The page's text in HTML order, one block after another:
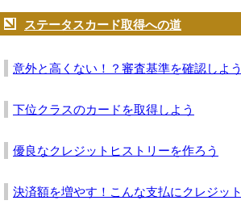
ステータスカード取得への道
意外と高くない！？審査基準を確認しよう
下位クラスのカードを取得しよう
優良なクレジットヒストリーを作ろう
決済額を増やす！こんな支払にクレジッ